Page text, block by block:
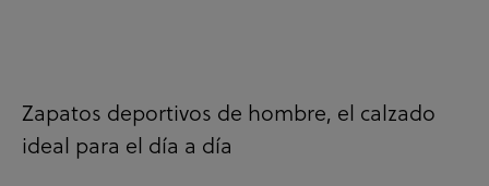
Zapatos deportivos de hombre, el calzado
ideal para el día a día